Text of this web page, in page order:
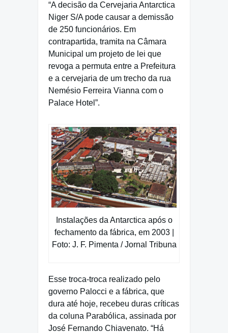
“A decisão da Cervejaria Antarctica
Niger S/A pode causar a demissão
de 250 funcionários. Em
contrapartida, tramita na Câmara
Municipal um projeto de lei que
revoga a permuta entre a Prefeitura
e a cervejaria de um trecho da rua
Nemésio Ferreira Vianna com o
Palace Hotel”.
Instalações da Antarctica após o
fechamento da fábrica, em 2003 |
Foto: J. F. Pimenta / Jornal Tribuna
Esse troca-troca realizado pelo
governo Palocci e a fábrica, que
dura até hoje, recebeu duras críticas
da coluna Parabólica, assinada por
José Fernando Chiavenato. “Há